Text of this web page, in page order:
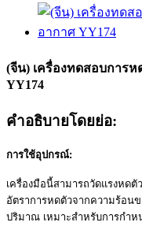
(จีน) เครื่องทดสอบการ
YY174
คำอธิบายโดยย่อ:
การใช้อุปกรณ์:
เครื่องมือนี้สามารถวัดแรงหด
อัตราการหดตัวจากความร้อน
ปริมาณ เหมาะสำหรับการกำ